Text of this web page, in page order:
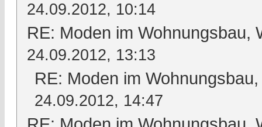
24.09.2012, 10:14
RE: Moden im Wohnungsbau,
24.09.2012, 13:13
RE: Moden im
24.09.2012, 14:47